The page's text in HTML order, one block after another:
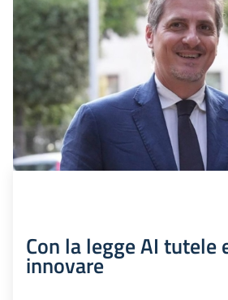
Con la legge AI tutele
innovare